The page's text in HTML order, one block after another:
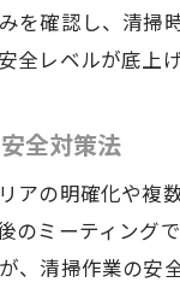
を確認し、清掃
レベルが底上
全対策法
アの明確化や複
のミーティング
、清掃作業の安